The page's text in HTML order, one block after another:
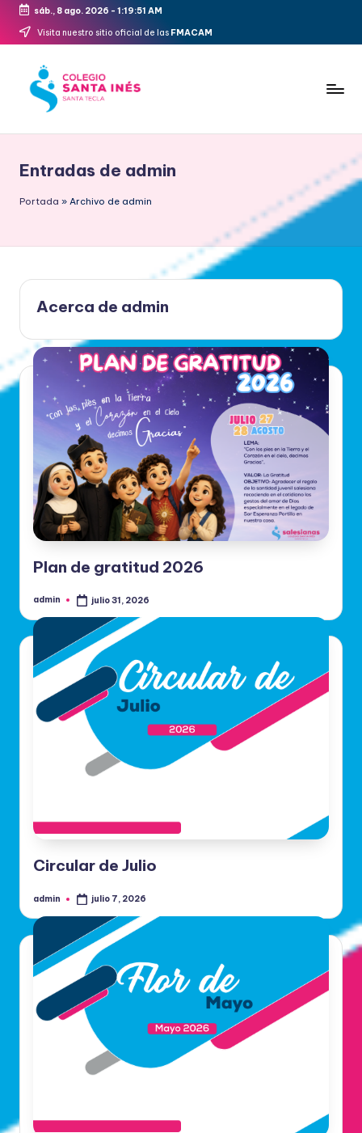
Saltar
contenido
sáb., 8 ago. 2026 - 1:19:52 AM
Visita nuestro sitio oficial de las FMACAM
Entradas de admin
Portada » Archivo de admin
Acerca de admin
Plan de gratitud 2026
admin julio 31, 2026
Circular de Julio
admin julio 7, 2026